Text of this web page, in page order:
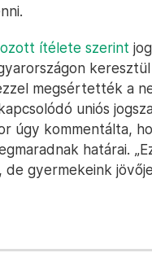
ítélete szerint
megsértették a
uniós
úgy kommentálta,
határai.
de gyermekeink